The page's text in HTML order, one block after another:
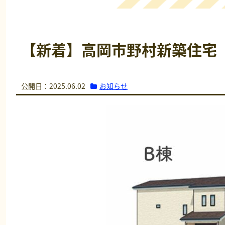
【新着】高岡市野村新築住
公開日：2025.06.02 お知らせ